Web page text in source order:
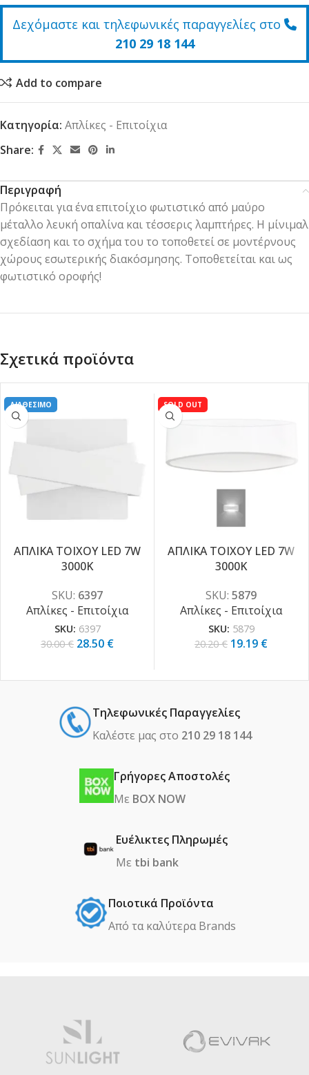
Δεχόμαστε και τηλεφωνικές παραγγελίες στο
210 29 18 144
Add to compare
Κατηγορία: Απλίκες - Επιτοίχια
Share:
Περιγραφή
Πρόκειται για ένα επιτοίχιο φωτιστικό από μαύρο
μέταλλο λευκή οπαλίνα και τέσσερις λαμπτήρες. Η μίνιμαλ
σχεδίαση και το σχήμα του το τοποθετεί σε μοντέρνους
χώρους εσωτερικής διακόσμησης. Τοποθετείται και ως
φωτιστικό οροφής!
Σχετικά προϊόντα
ΔΙΑΘΕΣΙΜΟ
ΑΠΛΙΚΑ ΤΟΙΧΟΥ LED 7W
3000K
SKU: 6397
Απλίκες - Επιτοίχια
SKU: 6397
30.00€ 28.50 €
SOLD OUT
ΑΠΛΙΚΑ ΤΟΙΧΟΥ LED 7W
3000K
SKU: 5879
Απλίκες - Επιτοίχια
SKU: 5879
20.20€ 19.19 €
Τηλεφωνικές Παραγγελίες
Καλέστε μας στο 210 29 18 144
Γρήγορες Αποστολές
Με BOX NOW
Ευέλικτες Πληρωμές
Με tbi bank
Ποιοτικά Προϊόντα
Από τα καλύτερα Βrands